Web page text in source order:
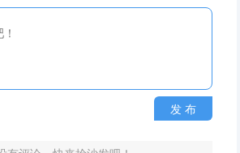
发 布